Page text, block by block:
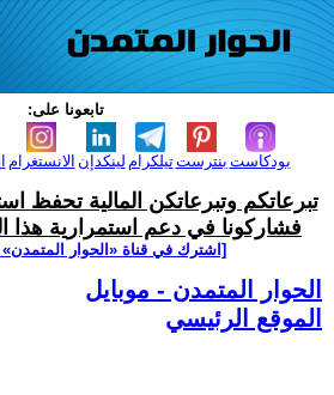
تابعونا على:
الانستغرام لينكدإن تيلكرامبنترست بودكاست
تبرعاتكم وتبرعاتكن المالية تحفظ
فشاركونا في دعم استمرارية هذا
[اشترك في قناة ‫«الحوار
الحوار المتمدن - موبايل
الموقع الرئيسي